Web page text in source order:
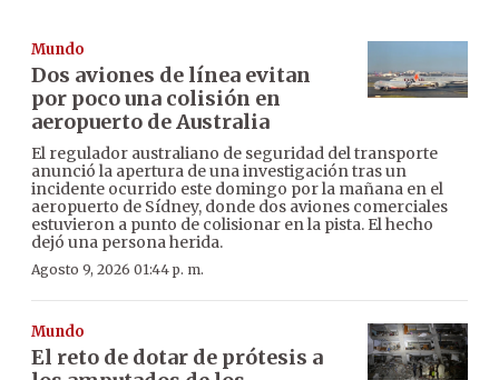
Mundo
Dos aviones de línea evitan
por poco una colisión en
aeropuerto de Australia
El regulador australiano de seguridad del transporte
anunció la apertura de una investigación tras un
incidente ocurrido este domingo por la mañana en el
aeropuerto de Sídney, donde dos aviones comerciales
estuvieron a punto de colisionar en la pista. El hecho
dejó una persona herida.
Agosto 9, 2026 01:44 p. m.
Mundo
El reto de dotar de prótesis a